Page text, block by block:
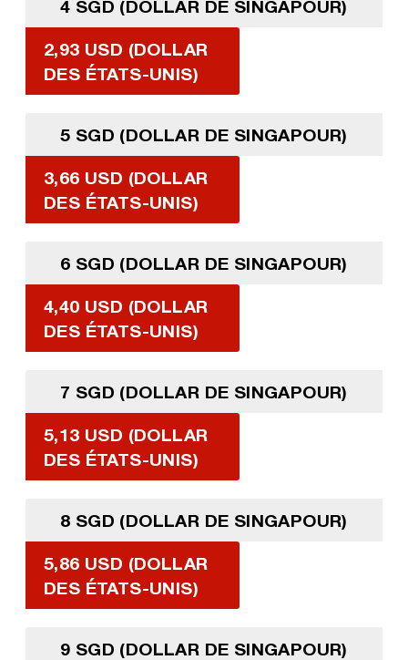
4 SGD (DOLLAR DE SINGAPOUR)
2,93 USD (DOLLAR
DES ÉTATS-UNIS)
5 SGD (DOLLAR DE SINGAPOUR)
3,66 USD (DOLLAR
DES ÉTATS-UNIS)
6 SGD (DOLLAR DE SINGAPOUR)
4,40 USD (DOLLAR
DES ÉTATS-UNIS)
7 SGD (DOLLAR DE SINGAPOUR)
5,13 USD (DOLLAR
DES ÉTATS-UNIS)
8 SGD (DOLLAR DE SINGAPOUR)
5,86 USD (DOLLAR
DES ÉTATS-UNIS)
9 SGD (DOLLAR DE SINGAPOUR)